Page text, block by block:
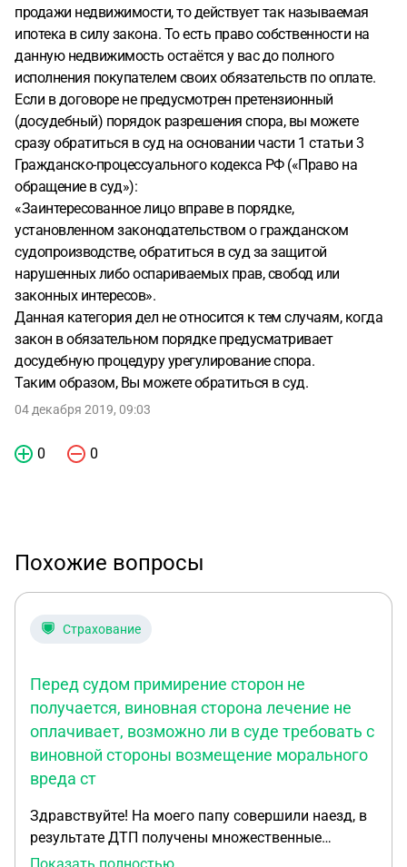
продажи недвижимости, то действует так называемая
ипотека в силу закона. То есть право собственности на
данную недвижимость остаётся у вас до полного
исполнения покупателем своих обязательств по оплате.
Если в договоре не предусмотрен претензионный
(досудебный) порядок разрешения спора, вы можете
сразу обратиться в суд на основании части 1 статьи 3
Гражданско-процессуального кодекса РФ («Право на
обращение в суд»):
«Заинтересованное лицо вправе в порядке,
установленном законодательством о гражданском
судопроизводстве, обратиться в суд за защитой
нарушенных либо оспариваемых прав, свобод или
законных интересов».
Данная категория дел не относится к тем случаям, когда
закон в обязательном порядке предусматривает
досудебную процедуру урегулирование спора.
Таким образом, Вы можете обратиться в суд.
04 декабря 2019, 09:03
0 0
Похожие вопросы
Страхование
Перед судом примирение сторон не
получается, виновная сторона лечение не
оплачивает, возможно ли в суде требовать с
виновной стороны возмещение морального
вреда ст
Здравствуйте! На моего папу совершили наезд, в
результате ДТП получены множественные
переломы таза со смещением. Перед судом